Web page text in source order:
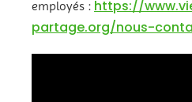
employés : https://
partage.org/nous-